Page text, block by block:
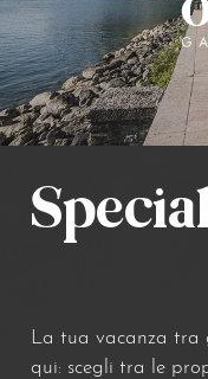
La tua vacanza tra
qui: scegli tra le